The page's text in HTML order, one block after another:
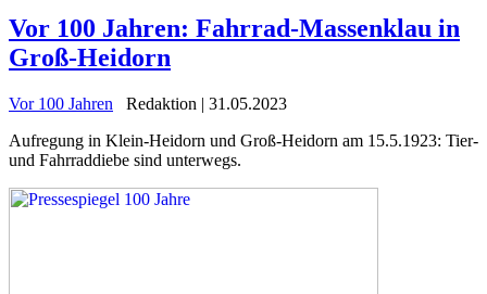
Vor 100 Jahren: Fahrrad-Massenklau in
Groß-Heidorn
Vor 100 Jahren
Redaktion | 31.05.2023
Aufregung in Klein-Heidorn und Groß-Heidorn am 15.5.1923: Tier-
und Fahrraddiebe sind unterwegs.